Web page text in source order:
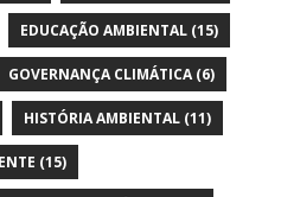
EDUCAÇÃO AMBIENTAL (15)
GOVERNANÇA CLIMÁTICA(6)
HISTÓRIA AMBIENTAL (11)
(15)